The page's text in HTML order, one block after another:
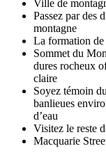
Ville de
Passez par des
montagne
La formation de
Sommet du
dures rocheux
claire
Soyez témoin
banlieues
d’eau
Visitez le reste
Macquarie